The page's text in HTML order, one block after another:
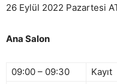
26 Eylül 2022 Pazartesi
Ana Salon
09:00 – 09:30 Kayıt